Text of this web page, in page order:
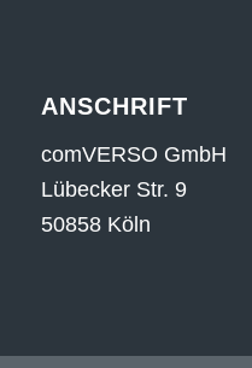
ANSCHRIFT
comVERSO GmbH
Lübecker Str. 9
50858 Köln